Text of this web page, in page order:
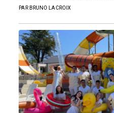
PAR BRUNO LACROIX